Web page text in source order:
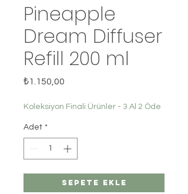
Pineapple
Dream Diffuser
Refill 200 ml
₺1.150,00
Koleksiyon Finali Ürünler - 3 Al 2 Öde
Adet *
Sepete Ekle